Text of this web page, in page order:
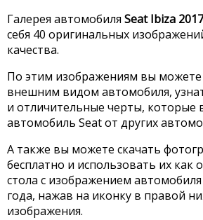
Галерея автомобиля Seat Ibiza
себя 40 оригинальных
качества.
По этим изображениям вы можете
внешним видом автомобиля,
и отличительные черты, которые
автомобиль Seat от других
А также вы можете скачать
бесплатно и использовать их как
стола с изображением
года, нажав на иконку в правой
изображения.